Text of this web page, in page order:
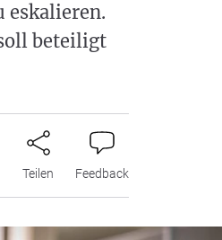
eskalieren.
beteiligt
Teilen Feedback